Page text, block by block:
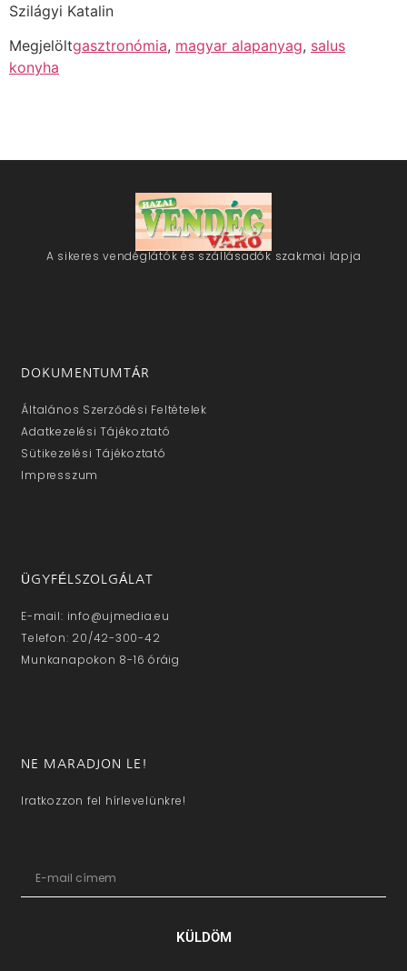
Szilágyi Katalin
Megjelöltgasztronómia, magyar alapanyag, salus
konyha
A sikeres vendéglátók és szállásadók szakmai lapja
DOKUMENTUMTÁR
Általános Szerződési Feltételek
Adatkezelési Tájékoztató
Sütikezelési Tájékoztató
Impresszum
ÜGYFÉLSZOLGÁLAT
E-mail: info@ujmedia.eu
Telefon: 20/42-300-42
Munkanapokon 8-16 óráig
NE MARADJON LE!
Iratkozzon fel hírlevelünkre!
KÜLDÖM